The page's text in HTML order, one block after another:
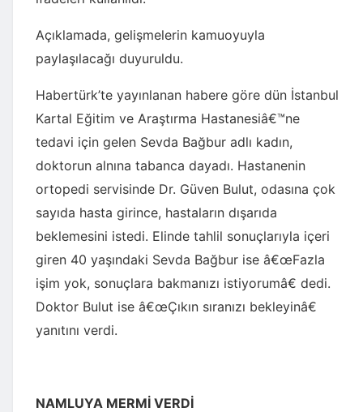
Açıklamada, gelişmelerin kamuoyuyla
paylaşılacağı duyuruldu.
Habertürk’te yayınlanan habere göre dün İstanbul
Kartal Eğitim ve Araştırma Hastanesiâ€™ne
tedavi için gelen Sevda Bağbur adlı kadın,
doktorun alnına tabanca dayadı. Hastanenin
ortopedi servisinde Dr. Güven Bulut, odasına çok
sayıda hasta girince, hastaların dışarıda
beklemesini istedi. Elinde tahlil sonuçlarıyla içeri
giren 40 yaşındaki Sevda Bağbur ise â€œFazla
işim yok, sonuçlara bakmanızı istiyorumâ€ dedi.
Doktor Bulut ise â€œÇıkın sıranızı bekleyinâ€
yanıtını verdi.
NAMLUYA MERMİ VERDİ